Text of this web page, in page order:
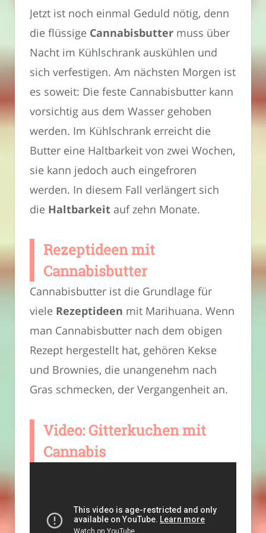
Jetzt ist noch einmal Geduld nötig, denn
die flüssige Cannabisbutter muss über
Nacht im Kühlschrank auskühlen und
sich verfestigen. Am nächsten Morgen ist
es soweit: Die feste Cannabisbutter kann
vorsichtig aus dem Wasser gehoben
werden. Im Kühlschrank erreicht die
Butter eine Haltbarkeit von zwei Wochen,
sie kann jedoch auch eingefroren
werden. In diesem Fall verlängert sich
die Haltbarkeit auf zehn Monate.
Rezeptideen mit
Cannabisbutter
Cannabisbutter ist die Grundlage für
viele Rezeptideen mit Marihuana. Wenn
man Cannabisbutter nach dem obigen
Rezept hergestellt hat, gehören Kekse
und Brownies, die unangenehm nach
Gras schmecken, der Vergangenheit an.
Video: Gitterkuchen mit
Cannabis